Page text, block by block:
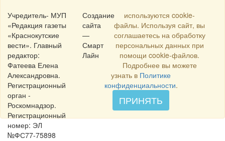
Учредитель- МУП
«Редакция газеты
«Краснокутские
вести». Главный
редактор:
Фатеева Елена
Александровна.
Регистрационный
орган -
Роскомнадзор.
Регистрационный
номер: ЭЛ
№ФС77-75898
Создание
сайта
—
Смарт
Лайн
используются cookie-
файлы. Используя сайт, вы
соглашаетесь на обработку
персональных данных при
помощи cookie-файлов.
Подробнее вы можете
узнать в Политике
конфиденциальности.
ПРИНЯТЬ